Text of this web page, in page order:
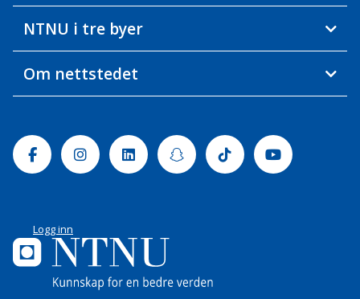
NTNU i tre byer
Om nettstedet
FacebookInstagramLinkedinSnapchatTiktok Youtube
Logg inn